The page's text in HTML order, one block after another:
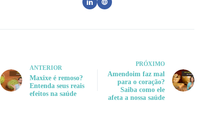
ANTERIOR
Maxixe é remoso?
Entenda seus reais
efeitos na saúde
PRÓXIMO
Amendoim faz mal
para o coração?
Saiba como ele
afeta a nossa saúde